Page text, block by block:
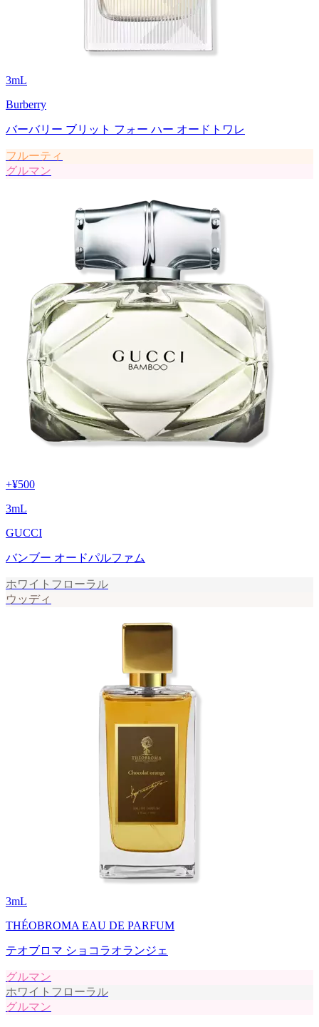
3mL
Burberry
バーバリー ブリット フォー ハー オードトワレ
フルーティ
グルマン
+¥500
3mL
GUCCI
バンブー オードパルファム
ホワイトフローラル
ウッディ
3mL
THÉOBROMA EAU DE PARFUM
テオブロマ ショコラオランジェ
グルマン
ホワイトフローラル
グルマン